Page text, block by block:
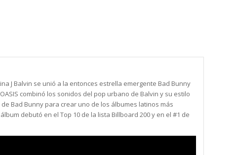
J Balvin se unió a la entonces estrella emergente Bad Bunny
combinó los sonidos del pop urbano de Balvin y su estilo
Bad Bunny para crear uno de los álbumes latinos más
debutó en el Top 10 de la lista Billboard 200 y en el #1 de